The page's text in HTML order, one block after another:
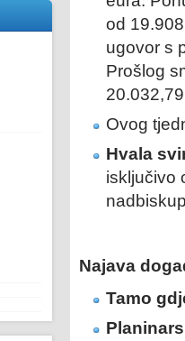
od
ugovor s
Prošlog
Ovog
Hvala
isključivo
Najava
Tamo